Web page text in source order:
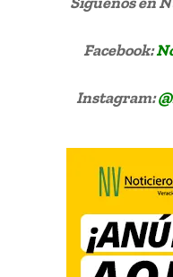
Facebook:
Instagram: